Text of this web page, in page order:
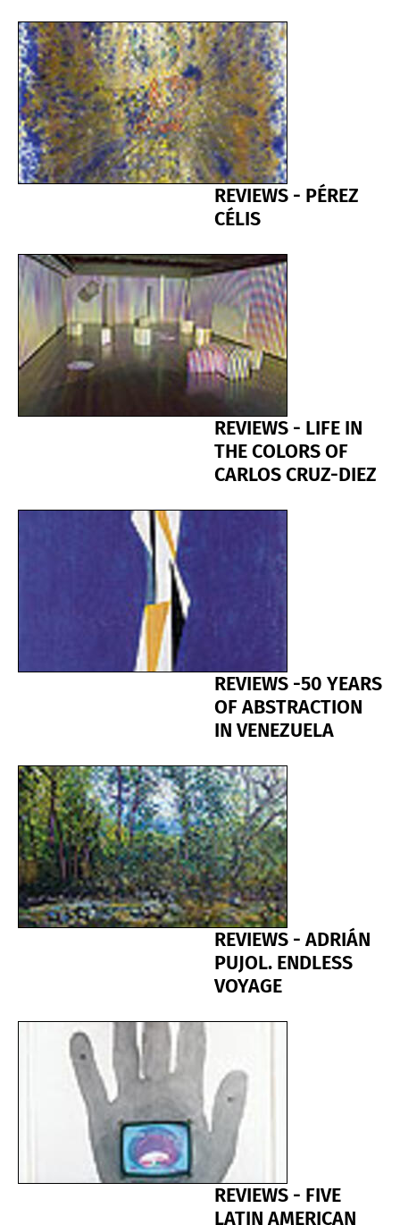
REVIEWS - PÉREZ
CÉLIS
REVIEWS - LIFE IN
THE COLORS OF
CARLOS CRUZ-DIEZ
REVIEWS -50 YEARS
OF ABSTRACTION
IN VENEZUELA
REVIEWS - ADRIÁN
PUJOL. ENDLESS
VOYAGE
REVIEWS - FIVE
LATIN AMERICAN